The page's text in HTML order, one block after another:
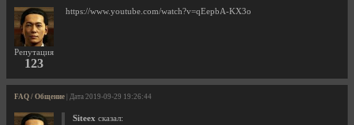
Репутация
123
https://www.youtube.com/watch?v=qEepbA-KX3o
FAQ / Общение | Дата 2019-09-29 19:26:44
Siteex сказал: